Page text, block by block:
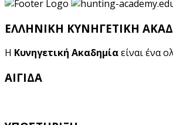
ΕΛΛΗΝΙΚΗ ΚΥΝΗΓΕΤΙΚΗ
Η Κυνηγετική Ακαδημίαείναι ένα
ΑΙΓΙΔΑ